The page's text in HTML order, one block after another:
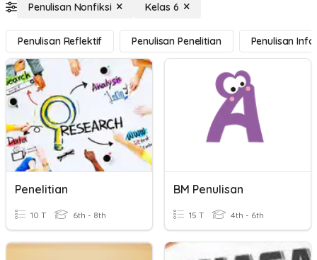
Penulisan Nonfiksi Kelas 6
Penulisan Reflektif Penulisan Penelitian Penulisan
Penelitian
10 T 6th - 8th
BM Penulisan
15 T 4th - 6th